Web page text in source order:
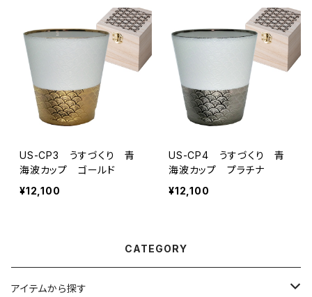
US-CP3 うすづくり 青
海波カップ ゴールド
¥12,100
US-CP4 うすづくり 青
海波カップ プラチナ
¥12,100
CATEGORY
アイテムから探す